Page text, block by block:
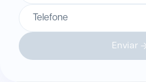
Telefone
Enviar